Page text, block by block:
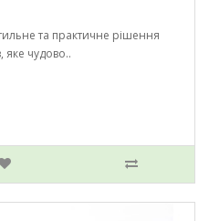
та практичне рішення
яке чудово..